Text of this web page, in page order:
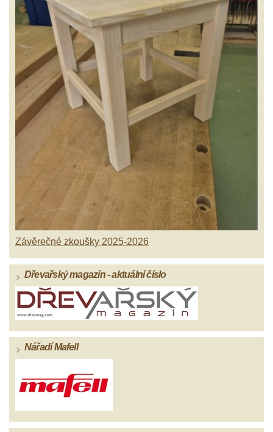
Závěrečné zkoušky 2025-2026
Dřevařský magazín - aktuální číslo
Nářadí Mafell